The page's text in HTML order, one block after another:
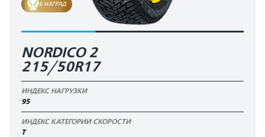
6 НАГРАД
NORDICO 2
215/50R17
ИНДЕКС НАГРУЗКИ
95
ИНДЕКС КАТЕГОРИИ СКОРОСТИ
T